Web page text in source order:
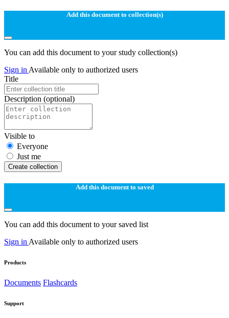
Add this document to collection(s)
You can add this document to your study collection(s)
Sign in Available only to authorized users
Title
Description (optional)
Visible to
Everyone
Just me
Create collection
Add this document to saved
You can add this document to your saved list
Sign in Available only to authorized users
Products
Documents Flashcards
Support